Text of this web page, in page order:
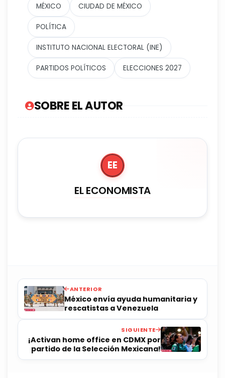
MÉXICO CIUDAD DE MÉXICO
POLÍTICA
INSTITUTO NACIONAL ELECTORAL (INE)
PARTIDOS POLÍTICOS ELECCIONES 2027
SOBRE EL AUTOR
EE
EL ECONOMISTA
ANTERIOR
México envía ayuda humanitaria y
rescatistas a Venezuela
SIGUIENTE
¡Activan home office en CDMX por
partido de la Selección Mexicana!